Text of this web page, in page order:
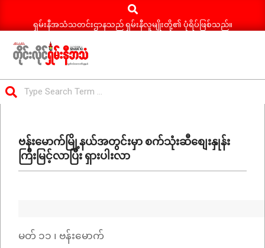
Search
ရှမ်းနီအသံသတင်းဌာနသည် ရှမ်းနီလူမျိုးတို့၏ ပုံရိပ်ဖြစ်သည်။
ရှမ်း
နီ
သတင်း
Menuဗန်းမောက်မြို့နယ်အတွင်းမှာ စက်သုံးဆီစျေးနှုန်း
ကြီးမြင့်လာပြီး ရှားပါးလာ
မတ် ၁၁ ၊ ဗန်းမောက်